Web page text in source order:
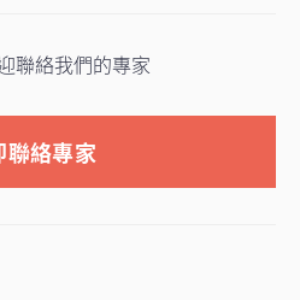
聯絡我們的專家
聯絡專家